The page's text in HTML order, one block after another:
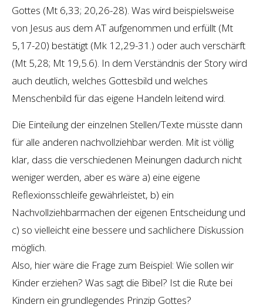
Gottes (Mt 6,33; 20,26-28). Was wird beispielsweise
von Jesus aus dem AT aufgenommen und erfüllt (Mt
5,17-20) bestätigt (Mk 12,29-31.) oder auch verschärft
(Mt 5,28; Mt 19,5.6). In dem Verständnis der Story wird
auch deutlich, welches Gottesbild und welches
Menschenbild für das eigene Handeln leitend wird.
Die Einteilung der einzelnen Stellen/Texte müsste dann
für alle anderen nachvollziehbar werden. Mit ist völlig
klar, dass die verschiedenen Meinungen dadurch nicht
weniger werden, aber es wäre a) eine eigene
Reflexionsschleife gewährleistet, b) ein
Nachvollziehbarmachen der eigenen Entscheidung und
c) so vielleicht eine bessere und sachlichere Diskussion
möglich.
Also, hier wäre die Frage zum Beispiel: Wie sollen wir
Kinder erziehen? Was sagt die Bibel? Ist die Rute bei
Kindern ein grundlegendes Prinzip Gottes?